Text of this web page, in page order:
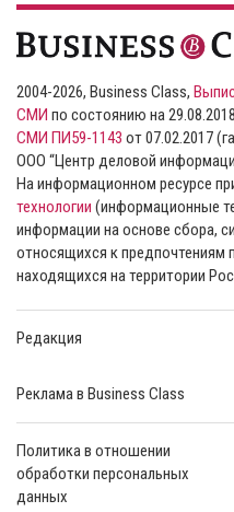
2004-2026, Business Class,
СМИ по состоянию на
СМИ ПИ59-1143 от 07.02.2017
ООО “Центр деловой
На информационном ресурсе
технологии (информационные
информации на основе сбора,
относящихся к предпочтениям
находящихся на территории
Редакция
Реклама в Business Class
Политика в отношении
обработки персональных
данных